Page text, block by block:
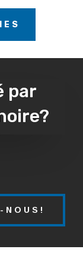
par
NOUS!